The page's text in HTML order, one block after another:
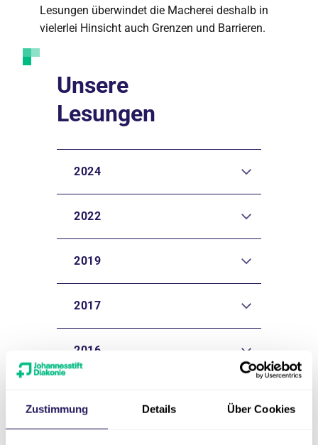
Zustimmung Details Über Cookies
Lesungen überwindet die Macherei deshalb in
vielerlei Hinsicht auch Grenzen und Barrieren.
Unsere
Lesungen
2024
2022
2019
2017
2016